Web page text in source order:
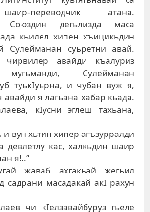
переводчик атана.
Союздин дегьлизда маса
кьилел хипен хъицикьдин
Сулейманан суьретни авай.
чирвилер авайди къалуриз
мугьманди, Сулейманан
туькIуьрна, и чубан вуж я,
авайди я лагьана хабар кьада.
кIусни эглеш тахьана,
и вун хьтин хипер агъзурралди
девлетлу кас, халкьдин шаир
я!..”
жаваб ахгакьай жегьил
садрани масадакай акI рахун
чи кIелзавайбуруз гьеле